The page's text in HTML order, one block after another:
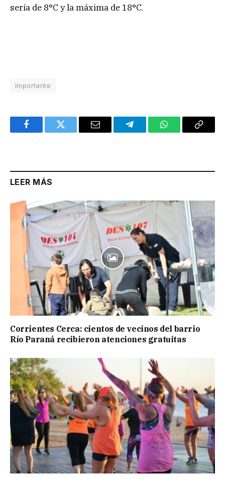
sería de 8°C y la máxima de 18°C.
Importante
FacebookTwitter Email TelegramWhatsAppCopy
LEER MÁS
Corrientes Cerca: cientos de vecinos del barrio
Río Paraná recibieron atenciones gratuitas